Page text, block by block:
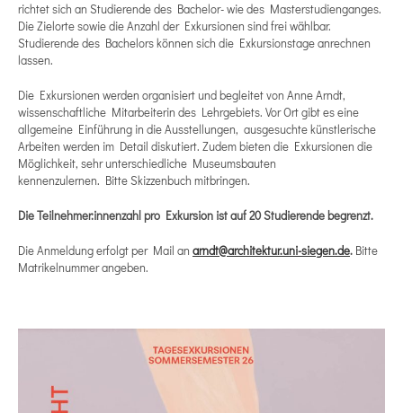
richtet sich an Studierende des Bachelor- wie des Masterstudienganges.
Die Zielorte sowie die Anzahl der Exkursionen sind frei wählbar.
Studierende des Bachelors können sich die Exkursionstage anrechnen
lassen.
Die Exkursionen werden organisiert und begleitet von Anne Arndt,
wissenschaftliche Mitarbeiterin des Lehrgebiets. Vor Ort gibt es eine
allgemeine Einführung in die Ausstellungen, ausgesuchte künstlerische
Arbeiten werden im Detail diskutiert. Zudem bieten die Exkursionen die
Möglichkeit, sehr unterschiedliche Museumsbauten
kennenzulernen. Bitte Skizzenbuch mitbringen.
Die Teilnehmer:innenzahl pro Exkursion ist auf 20 Studierende begrenzt.
Die Anmeldung erfolgt per Mail an arndt@architektur.uni-siegen.de. Bitte
Matrikelnummer angeben.